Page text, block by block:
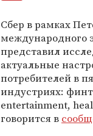
Сбер в рамках
международного
представил
актуальные
потребителей в
индустриях:
entertainment,
говорится в